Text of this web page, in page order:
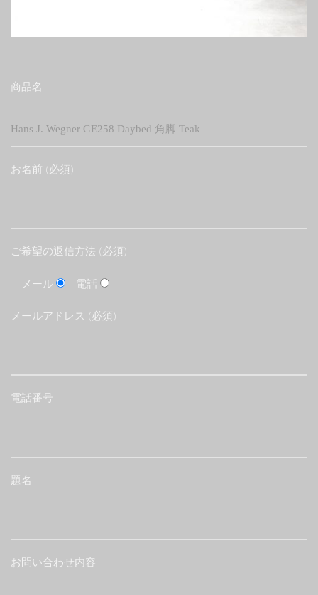
商品名
お名前 (必須)
ご希望の返信方法 (必須)
メール 電話
メールアドレス (必須)
電話番号
題名
お問い合わせ内容